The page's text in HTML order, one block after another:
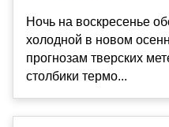
Ночь на воскресенье
холодной в новом
прогнозам тверских
столбики термо...